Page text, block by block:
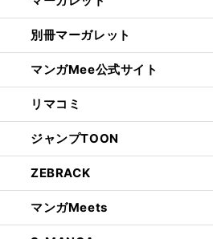
別冊マーガレット
マンガMee公式サイト
リマコミ
ジャンプTOON
ZEBRACK
マンガMeets